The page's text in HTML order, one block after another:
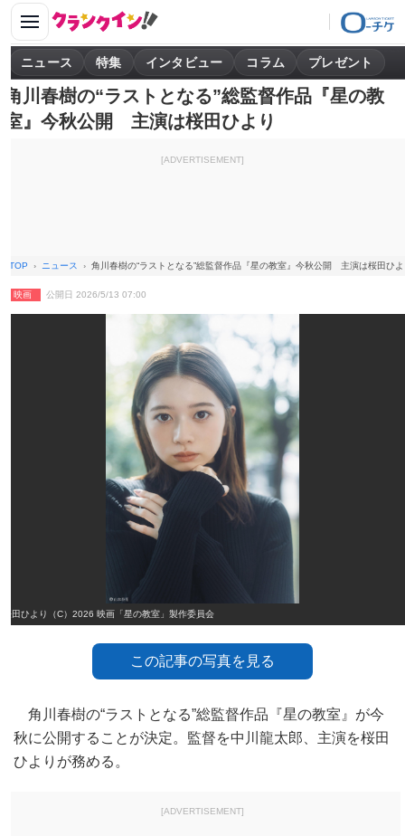
ニュース 特集 インタビュー コラム プレゼント
角川春樹の“ラストとなる”総監督作品『星の教
室』今秋公開 主演は桜田ひより
[ADVERTISEMENT]
TOP ニュース 角川春樹の“ラストとなる”総監督作品『星の教室』今秋公開 主演は桜田ひ
映画 公開日 2026/5/13 07:00
桜田ひより（C）2026 映画「星の教室」製作委員会
この記事の写真を見る
角川春樹の“ラストとなる”総監督作品『星の教室』が今
秋に公開することが決定。監督を中川龍太郎、主演を桜田
ひよりが務める。
[ADVERTISEMENT]